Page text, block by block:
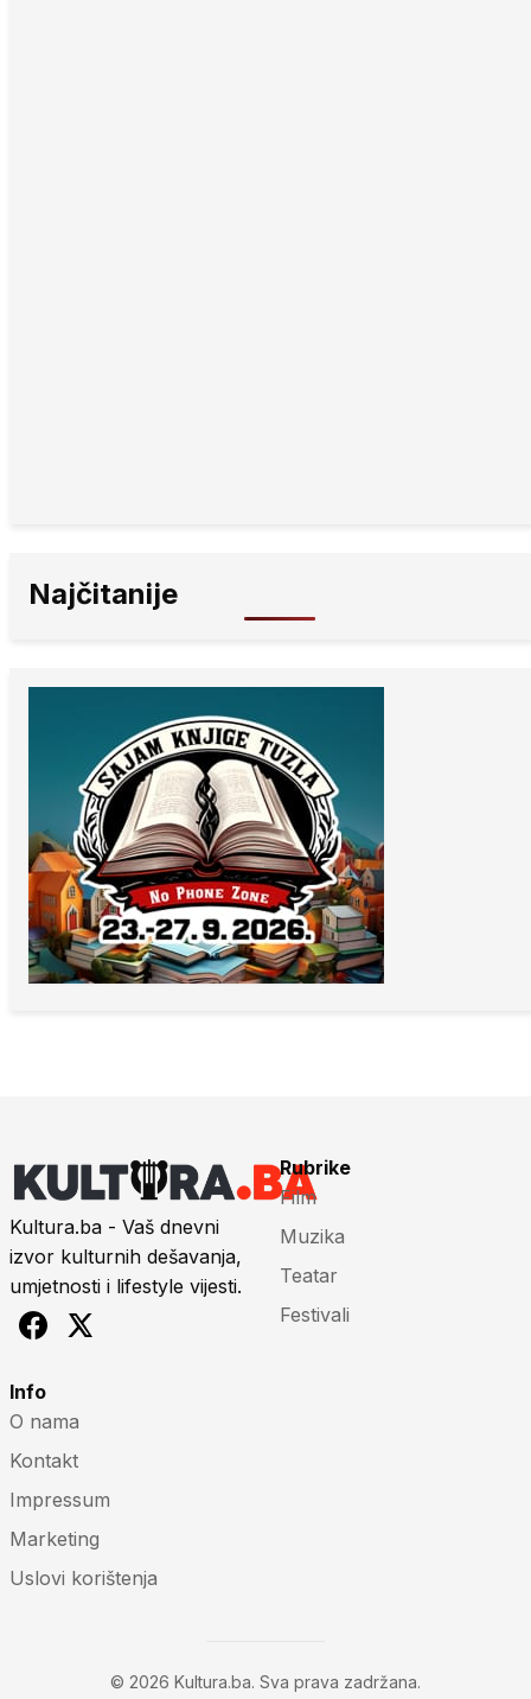
Najčitanije
Kultura.ba - Vaš dnevni
izvor kulturnih dešavanja,
umjetnosti i lifestyle vijesti.
Rubrike
Film
Muzika
Teatar
Festivali
Info
O nama
Kontakt
Impressum
Marketing
Uslovi korištenja
© 2026 Kultura.ba. Sva prava zadržana.